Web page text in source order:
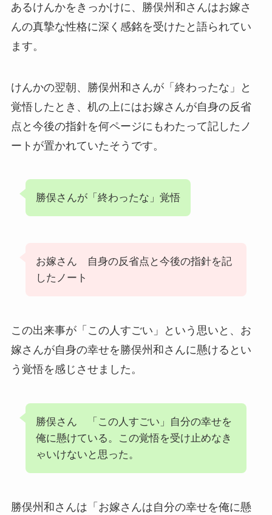
あるけんかをきっかけに、勝俣州和さんはお嫁さ
んの真摯な性格に深く感銘を受けたと語られてい
ます。
けんかの翌朝、勝俣州和さんが「終わったな」と
覚悟したとき、机の上にはお嫁さんが自身の反省
点と今後の指針を何ページにもわたって記したノ
ートが置かれていたそうです。
勝俣さんが「終わったな」覚悟
お嫁さん 自身の反省点と今後の指針を記
したノート
この出来事が「この人すごい」という思いと、お
嫁さんが自身の幸せを勝俣州和さんに懸けるとい
う覚悟を感じさせました。
勝俣さん 「この人すごい」自分の幸せを
俺に懸けている。この覚悟を受け止めなき
ゃいけないと思った。
勝俣州和さんは「お嫁さんは自分の幸せを俺に懸